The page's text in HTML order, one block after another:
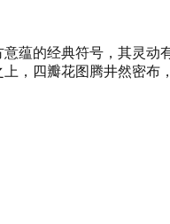
蕴的经典符号，其灵
，四瓣花图腾井然密布